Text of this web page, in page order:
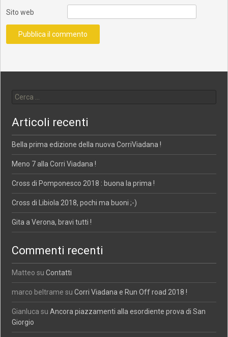
Sito web
Articoli recenti
Bella prima edizione della nuova CorriViadana !
Meno 7 alla Corri Viadana !
Cross di Pomponesco 2018 : buona la prima !
Cross di Libiola 2018, pochi ma buoni ;-)
Gita a Verona, bravi tutti !
Commenti recenti
Matteo suContatti
marco beltrame suCorri Viadana e Run Off road 2018 !
Gianluca suAncora piazzamenti alla esordiente prova di San
Giorgio